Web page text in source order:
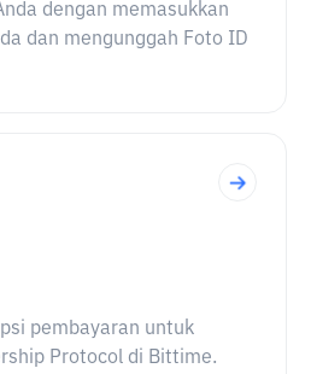
dengan memasukkan
dan mengunggah Foto ID
pembayaran untuk
Protocol di Bittime.